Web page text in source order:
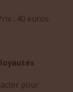
: 40 euros.
pour